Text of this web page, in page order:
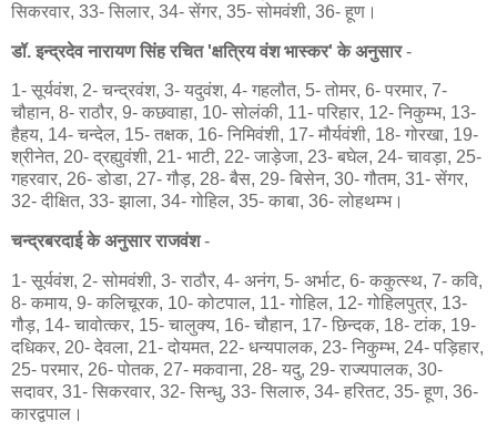
सिकरवार, 33- सिलार, 34- सेंगर, 35- सोमवंशी, 36- हूण।
डॉ. इन्द्रदेव नारायण सिंह रचित 'क्षत्रिय वंश भास्कर' के अनुसार-
1- सूर्यवंश, 2- चन्द्रवंश, 3- यदुवंश, 4- गहलौत, 5- तोमर, 6- परमार, 7-
चौहान, 8- राठौर, 9- कछवाहा, 10- सोलंकी, 11- परिहार, 12- निकुम्भ, 13-
हैहय, 14- चन्देल, 15- तक्षक, 16- निमिवंशी, 17- मौर्यवंशी, 18- गोरखा, 19-
श्रीनेत, 20- द्रह्युवंशी, 21- भाटी, 22- जाड़ेजा, 23- बघेल, 24- चावड़ा, 25-
गहरवार, 26- डोडा, 27- गौड़, 28- बैस, 29- बिसेन, 30- गौतम, 31- सेंगर,
32- दीक्षित, 33- झाला, 34- गोहिल, 35- काबा, 36- लोहथम्भ।
चन्द्रबरदाई के अनुसार राजवंश-
1- सूर्यवंश, 2- सोमवंशी, 3- राठौर, 4- अनंग, 5- अर्भाट, 6- ककुत्स्थ, 7- कवि,
8- कमाय, 9- कलिचूरक, 10- कोटपाल, 11- गोहिल, 12- गोहिलपुत्र, 13-
गौड़, 14- चावोत्कर, 15- चालुक्य, 16- चौहान, 17- छिन्दक, 18- टांक, 19-
दधिकर, 20- देवला, 21- दोयमत, 22- धन्यपालक, 23- निकुम्भ, 24- पड़िहार,
25- परमार, 26- पोतक, 27- मकवाना, 28- यदु, 29- राज्यपालक, 30-
सदावर, 31- सिकरवार, 32- सिन्धु, 33- सिलारु, 34- हरितट, 35- हूण, 36-
कारद्वपाल।